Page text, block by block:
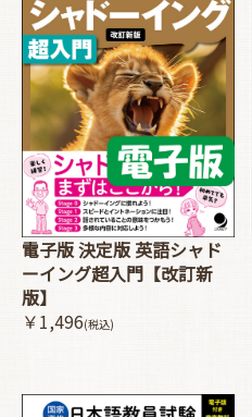
電子版 決定版 英語シャド
ーイング超入門【改訂新
版】
￥1,496(税込)